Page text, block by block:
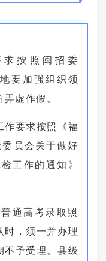
求按照闽招委
要加强组织领
虚作假。
作要求按照《福
员会关于做好
工作的通知》
通高考录取照
时，须一并办理
不予受理。县级